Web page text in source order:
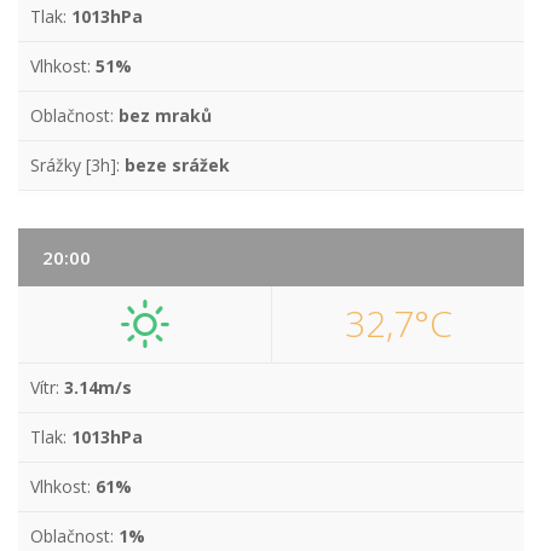
Tlak: 1013hPa
Vlhkost: 51%
Oblačnost: bez mraků
Srážky [3h]: beze srážek
20:00
32,7°C
Vítr: 3.14m/s
Tlak: 1013hPa
Vlhkost: 61%
Oblačnost: 1%